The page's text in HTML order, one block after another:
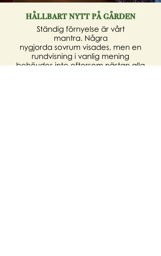
hållbart nytt på gården
Ständig förnyelse är vårt
mantra. Några
nygjorda sovrum visades, men en
rundvisning i vanlig mening
behövdes inte eftersom nästan alla